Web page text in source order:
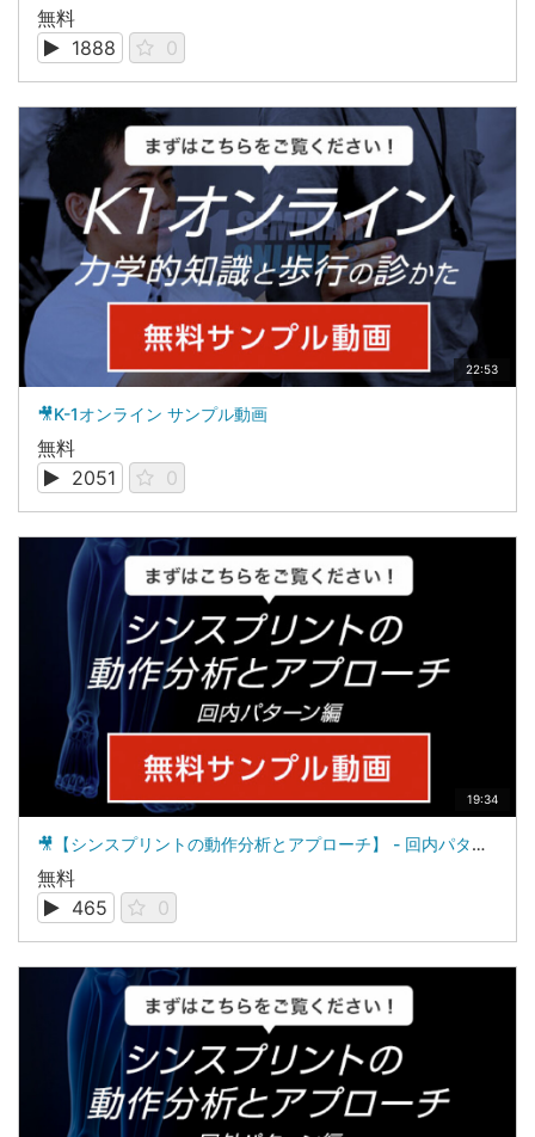
無料
1888
0
22:53
🎥K-1オンライン サンプル動画
無料
2051
0
19:34
🎥【シンスプリントの動作分析とアプローチ】 - 回内パターン編 - サンプル動画
無料
465
0